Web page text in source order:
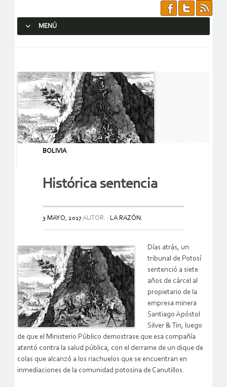
MENÚ
BOLIVIA
Histórica sentencia
3 MAYO, 2017AUTOR: LA RAZÓN.
Días atrás, un
tribunal de Potosí
sentenció a siete
años de cárcel al
propietario de la
empresa minera
Santiago Apóstol
Silver & Tin, luego
de que el Ministerio Público demostrase que esa compañía
atentó contra la salud pública, con el derrame de un dique de
colas que alcanzó a los riachuelos que se encuentran en
inmediaciones de la comunidad potosina de Canutillos.